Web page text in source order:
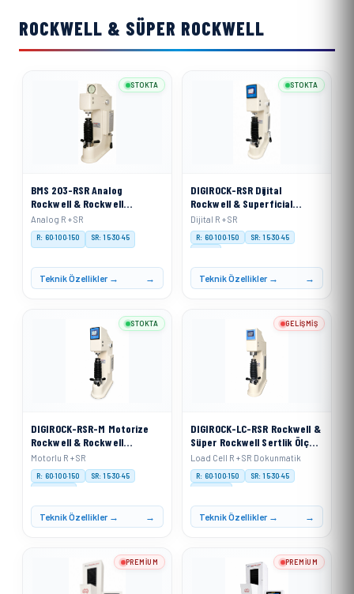
ROCKWELL & SÜPER ROCKWELL
BMS 203-RSR Analog
Rockwell & Rockwell
Superficial Sertlik Ölçme
Cihazı
Analog R + SR
R: 60·100·150 SR: 15·30·45
Teknik Özellikler →
STOKTA
DIGIROCK-RSR Dijital
Rockwell & Superficial
Sertlik Ölçme Cihazı
Dijital R + SR
R: 60·100·150
SR: 15·30·45
Digital
Teknik Özellikler →
STOKTA
DIGIROCK-RSR-M Motorize
Rockwell & Rockwell
Superficial Sertlik Ölçme
Cihazı
Motorlu R + SR
R: 60·100·150
SR: 15·30·45
Motorised
Teknik Özellikler →
STOKTA
DIGIROCK-LC-RSR Rockwell &
Süper Rockwell Sertlik Ölçme
Cihazı Load Cell Sistemli
Load Cell R + SR Dokunmatik
R: 60·100·150
SR: 15·30·45
Load Cell
Teknik Özellikler →
GELIŞMIŞ
PREMIUM PREMIUM